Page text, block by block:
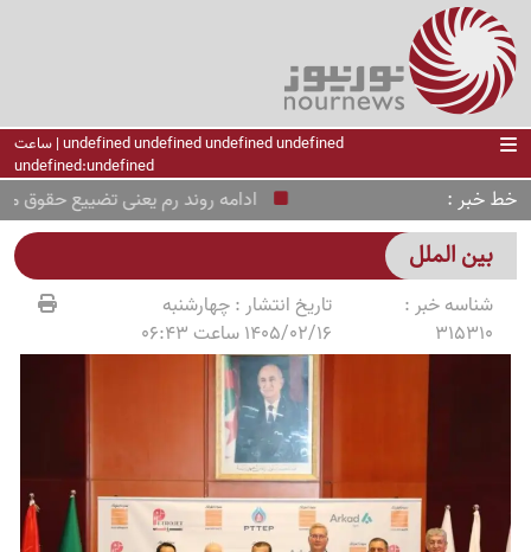
undefined undefined undefined undefined | ساعت
undefined:undefined
خط خبر ادامه روند رم یعنی تضییع حقوق ملی
بین الملل
شناسه خبر :
315310
تاریخ انتشار :چهارشنبه
1405/02/16 ساعت 06:43